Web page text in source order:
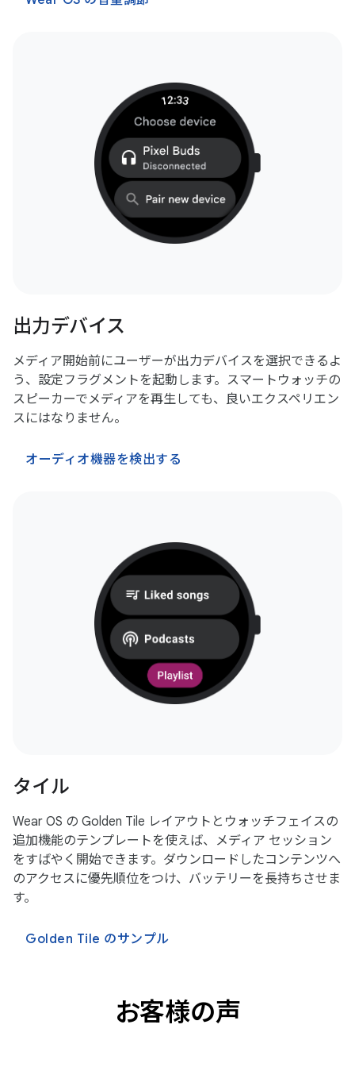
出力デバイス
メディア開始前にユーザーが出力デバイスを選択できるよ
う、設定フラグメントを起動します。スマートウォッチの
スピーカーでメディアを再生しても、良いエクスペリエン
スにはなりません。
オーディオ機器を検出する
タイル
Wear OS の Golden Tile レイアウトとウォッチフェイスの
追加機能のテンプレートを使えば、メディア セッション
をすばやく開始できます。ダウンロードしたコンテンツへ
のアクセスに優先順位をつけ、バッテリーを長持ちさせま
す。
Golden Tile のサンプル
お客様の声